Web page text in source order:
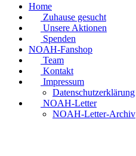
Home
Zuhause gesucht
Unsere Aktionen
Spenden
NOAH-Fanshop
Team
Kontakt
Impressum
Datenschutzerklärung
NOAH-Letter
NOAH-Letter-Archiv